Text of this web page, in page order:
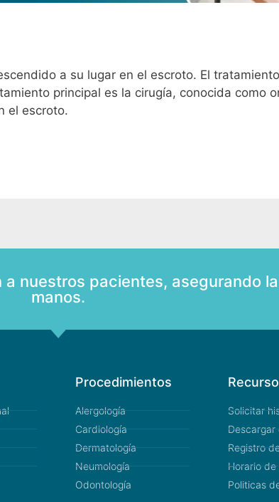
a su lugar en el escroto. El
principal es la cirugía, conocida como
el escroto.
nuestros pacientes, asegurando
manos.
Procedimientos
Alergología
Cardiología
Dermatología
Neumología
Odontología
Solicitar
Registro
Horario
Politicas